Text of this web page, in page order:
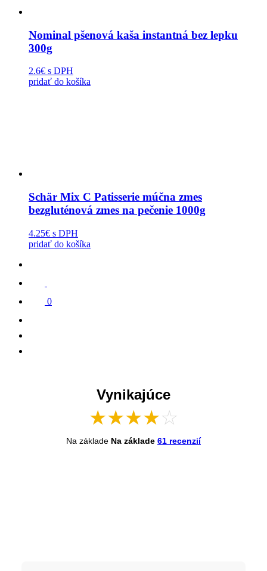
Nominal pšenová kaša instantná bez lepku
300g
2.6€ s DPH
pridať do košíka
Schär Mix C Patisserie múčna zmes
bezgluténová zmes na pečenie 1000g
4.25€ s DPH
pridať do košíka
0
Vynikajúce
★★★★☆
Na základe Na základe 61 recenzií